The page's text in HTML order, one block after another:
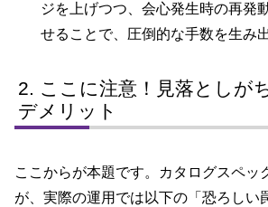
ジを上げつつ、会心発生時の再発
せることで、圧倒的な手数を生み
ここに注意！見落としが
デメリット
ここからが本題です。カタログスペッ
が、実際の運用では以下の「恐ろしい